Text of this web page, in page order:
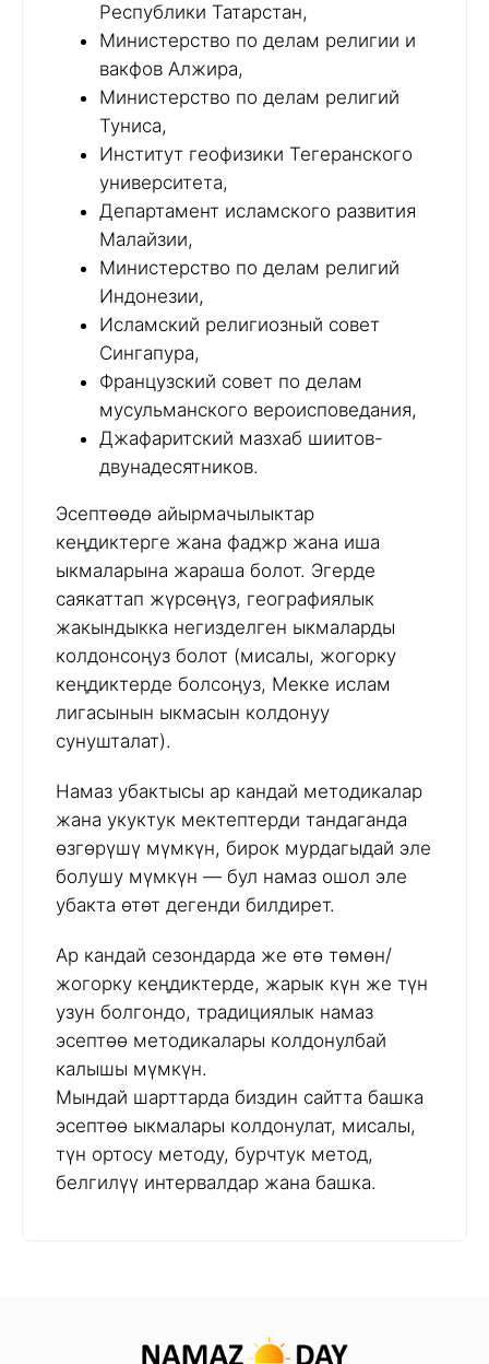
Республики Татарстан,
Министерство по делам религии и
вакфов Алжира,
Министерство по делам религий
Туниса,
Институт геофизики Тегеранского
университета,
Департамент исламского развития
Малайзии,
Министерство по делам религий
Индонезии,
Исламский религиозный совет
Сингапура,
Французский совет по делам
мусульманского вероисповедания,
Джафаритский мазхаб шиитов-
двунадесятников.
Эсептөөдө айырмачылыктар
кеңдиктерге жана фаджр жана иша
ыкмаларына жараша болот. Эгерде
саякаттап жүрсөңүз, географиялык
жакындыкка негизделген ыкмаларды
колдонсоңуз болот (мисалы, жогорку
кеңдиктерде болсоңуз, Мекке ислам
лигасынын ыкмасын колдонуу
сунушталат).
Намаз убактысы ар кандай методикалар
жана укуктук мектептерди тандаганда
өзгөрүшү мүмкүн, бирок мурдагыдай эле
болушу мүмкүн — бул намаз ошол эле
убакта өтөт дегенди билдирет.
Ар кандай сезондарда же өтө төмөн/
жогорку кеңдиктерде, жарык күн же түн
узун болгондо, традициялык намаз
эсептөө методикалары колдонулбай
калышы мүмкүн.
Мындай шарттарда биздин сайтта башка
эсептөө ыкмалары колдонулат, мисалы,
түн ортосу методу, бурчтук метод,
белгилүү интервалдар жана башка.